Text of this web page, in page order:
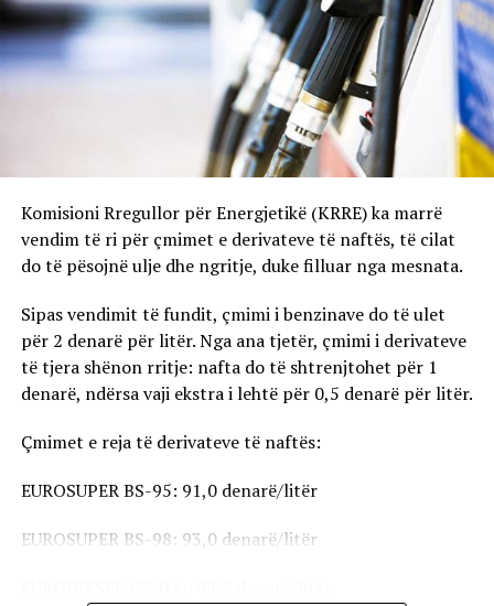
Komisioni Rregullor për Energjetikë (KRRE) ka marrë
vendim të ri për çmimet e derivateve të naftës, të cilat
do të pësojnë ulje dhe ngritje, duke filluar nga mesnata.
Sipas vendimit të fundit, çmimi i benzinave do të ulet
për 2 denarë për litër. Nga ana tjetër, çmimi i derivateve
të tjera shënon rritje: nafta do të shtrenjtohet për 1
denarë, ndërsa vaji ekstra i lehtë për 0,5 denarë për litër.
Çmimet e reja të derivateve të naftës:
EUROSUPER BS-95: 91,0 denarë/litër
EUROSUPER BS-98: 93,0 denarë/litër